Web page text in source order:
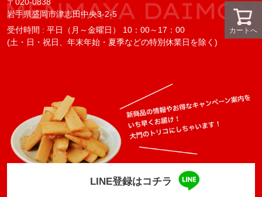
カートへ
岩手県盛岡市津志田中央3-2-5
受付時間 : 平日（月～金曜日） 10：00～17：00
(土・日・祝日、年末年始・夏季などの特別休業日を除く)
LINE登録はコチラ